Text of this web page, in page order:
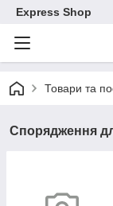
Express Shop
Товари та
Спорядження